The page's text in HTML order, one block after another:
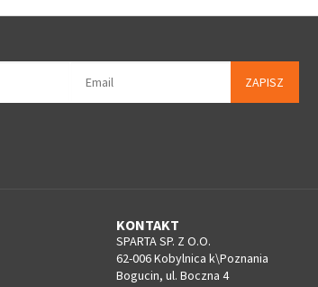
ZAPISZ
KONTAKT
SPARTA SP. Z O.O.
62-006 Kobylnica k\Poznania
Bogucin, ul. Boczna 4